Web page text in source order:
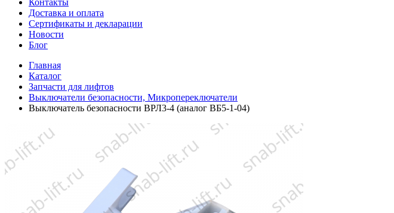
Контакты
Доставка и оплата
Сертификаты и декларации
Новости
Блог
Главная
Каталог
Запчасти для лифтов
Выключатели безопасности, Микропереключатели
Выключатель безопасности ВРЛ3-4 (аналог ВБ5-1-04)